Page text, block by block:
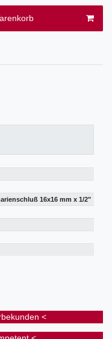
16x16 mm x 1/2"
<